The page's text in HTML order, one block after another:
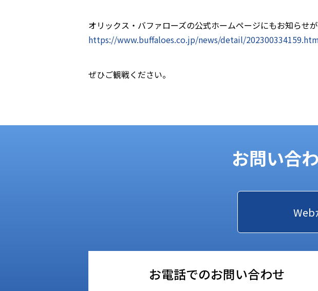
オリックス・バファローズの公式ホームページにもお知らせが
https://www.buffaloes.co.jp/news/detail/
ぜひご観戦ください。
お問い合
Web
お電話でのお問い合わせ